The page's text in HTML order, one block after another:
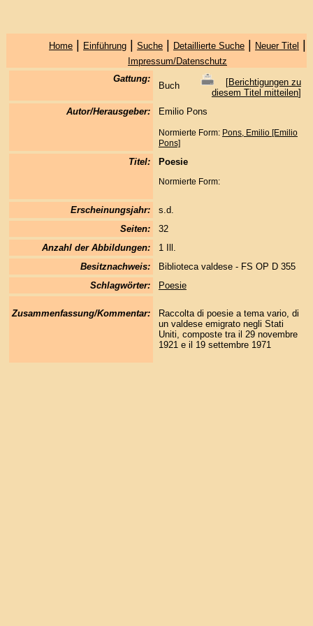
Home| Einführung| Suche| Detaillierte Suche| Neuer Titel |
Impressum/Datenschutz
Gattung:
Buch [Berichtigungen zu
diesem Titel mitteilen]
Autor/Herausgeber:
Emilio Pons
Normierte Form: Pons, Emilio [Emilio
Pons]
Titel: Poesie
Normierte Form:
Erscheinungsjahr:
s.d.
Seiten:
32
Anzahl der Abbildungen:
1 Ill.
Besitznachweis:
Biblioteca valdese - FS OP D 355
Schlagwörter:
Poesie
Zusammenfassung/Kommentar:
Raccolta di poesie a tema vario, di
un valdese emigrato negli Stati
Uniti, composte tra il 29 novembre
1921 e il 19 settembre 1971